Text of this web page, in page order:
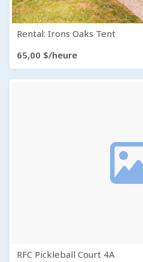
Rental: Irons Oaks Tent
65,00 $/heure
RFC Pickleball Court 4A